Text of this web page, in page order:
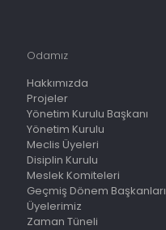
Odamız
Hakkımızda
Projeler
Yönetim Kurulu Başkanı
Yönetim Kurulu
Meclis Üyeleri
Disiplin Kurulu
Meslek Komiteleri
Geçmiş Dönem Başkanları
Üyelerimiz
Zaman Tüneli